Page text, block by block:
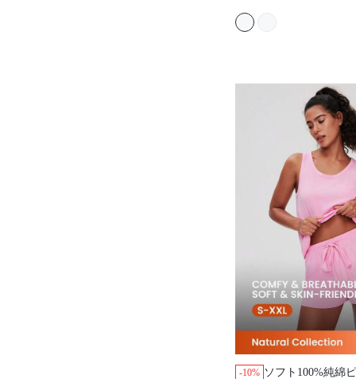
ムウェア エアリ
ティーンガール &
-10% ソフト100%純綿